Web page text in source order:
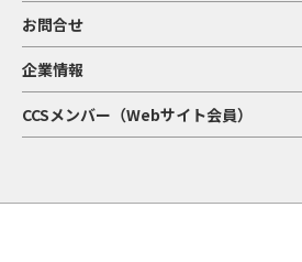
お問合せ
企業情報
CCSメンバー（Webサイト会員）